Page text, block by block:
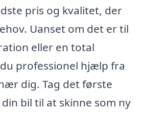
pris og kvalitet, der
Uanset om det er til
eller en total
professionel hjælp fra
dig. Tag det første
bil til at skinne som ny